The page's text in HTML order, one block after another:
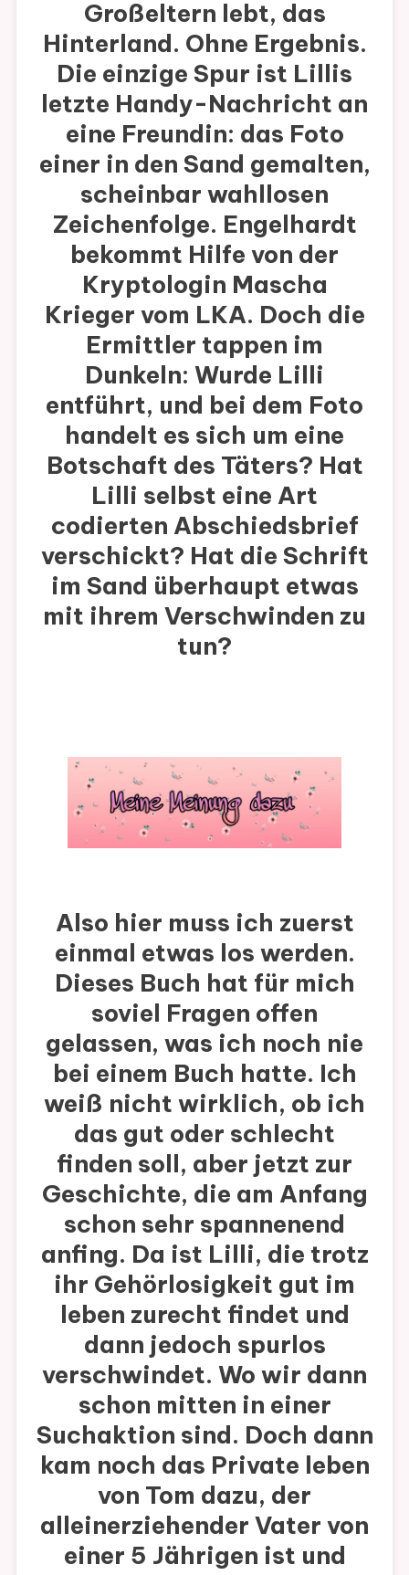
Großeltern lebt, das
Hinterland. Ohne Ergebnis.
Die einzige Spur ist Lillis
letzte Handy-Nachricht an
eine Freundin: das Foto
einer in den Sand gemalten,
scheinbar wahllosen
Zeichenfolge. Engelhardt
bekommt Hilfe von der
Kryptologin Mascha
Krieger vom LKA. Doch die
Ermittler tappen im
Dunkeln: Wurde Lilli
entführt, und bei dem Foto
handelt es sich um eine
Botschaft des Täters? Hat
Lilli selbst eine Art
codierten Abschiedsbrief
verschickt? Hat die Schrift
im Sand überhaupt etwas
mit ihrem Verschwinden zu
tun?
Also hier muss ich zuerst
einmal etwas los werden.
Dieses Buch hat für mich
soviel Fragen offen
gelassen, was ich noch nie
bei einem Buch hatte. Ich
weiß nicht wirklich, ob ich
das gut oder schlecht
finden soll, aber jetzt zur
Geschichte, die am Anfang
schon sehr spannenend
anfing. Da ist Lilli, die trotz
ihr Gehörlosigkeit gut im
leben zurecht findet und
dann jedoch spurlos
verschwindet. Wo wir dann
schon mitten in einer
Suchaktion sind. Doch dann
kam noch das Private leben
von Tom dazu, der
alleinerziehender Vater von
einer 5 Jährigen ist und